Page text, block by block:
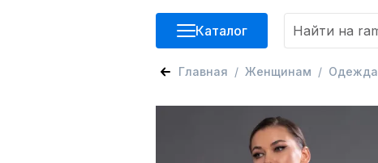
Каталог
Главная Женщинам Одежда